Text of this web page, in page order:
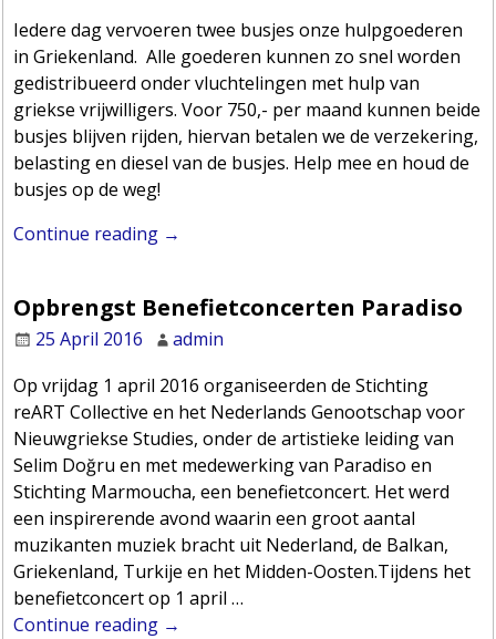
Iedere dag vervoeren twee busjes onze hulpgoederen
in Griekenland. Alle goederen kunnen zo snel worden
gedistribueerd onder vluchtelingen met hulp van
griekse vrijwilligers. Voor 750,- per maand kunnen beide
busjes blijven rijden, hiervan betalen we de verzekering,
belasting en diesel van de busjes. Help mee en houd de
busjes op de weg!
Continue reading →
Opbrengst Benefietconcerten Paradiso
25 April 2016
admin
Op vrijdag 1 april 2016 organiseerden de Stichting
reART Collective en het Nederlands Genootschap voor
Nieuwgriekse Studies, onder de artistieke leiding van
Selim Doğru en met medewerking van Paradiso en
Stichting Marmoucha, een benefietconcert. Het werd
een inspirerende avond waarin een groot aantal
muzikanten muziek bracht uit Nederland, de Balkan,
Griekenland, Turkije en het Midden-Oosten.Tijdens het
benefietconcert op 1 april…
Continue reading →